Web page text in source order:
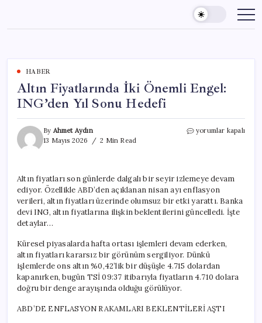
content
HABER
Altın Fiyatlarında İki Önemli Engel:
ING’den Yıl Sonu Hedefi
By Ahmet Aydın
13 Mayıs 2026
2 Min Read
Altın
ING’den
Yıl
Sonu
Hedefi
yorumlar kapalı
Altın fiyatları son günlerde dalgalı bir seyir izlemeye devam
ediyor. Özellikle ABD’den açıklanan nisan ayı enflasyon
verileri, altın fiyatları üzerinde olumsuz bir etki yarattı. Banka
devi ING, altın fiyatlarına ilişkin beklentilerini güncelledi. İşte
detaylar…
Küresel piyasalarda hafta ortası işlemleri devam ederken,
altın fiyatları kararsız bir görünüm sergiliyor. Dünkü
işlemlerde ons altın %0,42’lik bir düşüşle 4.715 dolardan
kapanırken, bugün TSİ 09:37 itibarıyla fiyatların 4.710 dolara
doğru bir denge arayışında olduğu görülüyor.
ABD’DE ENFLASYON RAKAMLARI BEKLENTİLERİ AŞTI